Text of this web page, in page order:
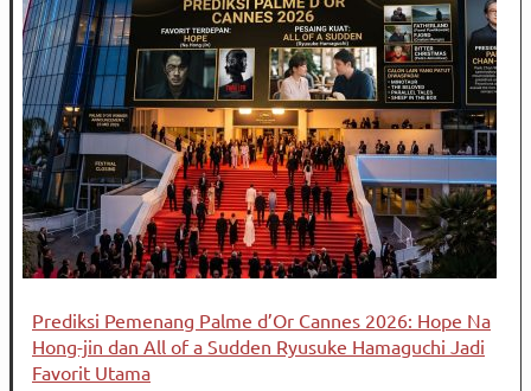
Prediksi Pemenang Palme d’Or Cannes 2026: Hope Na
Hong-jin dan All of a Sudden Ryusuke Hamaguchi Jadi
Favorit Utama